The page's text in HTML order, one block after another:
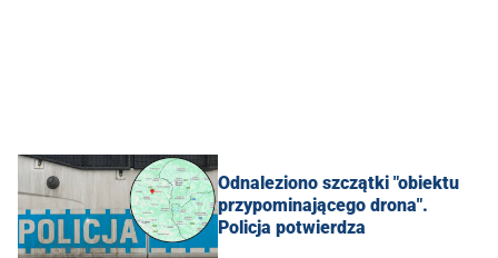
Odnaleziono szczątki "obiektu
przypominającego drona".
Policja potwierdza